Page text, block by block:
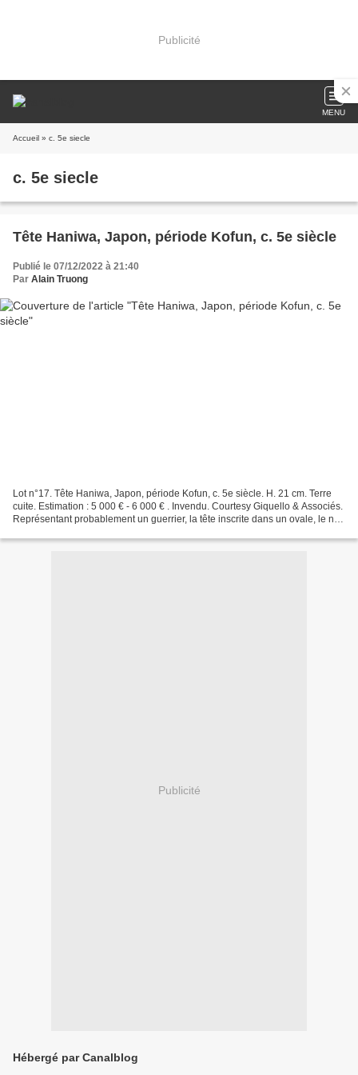
Publicité
MENU
Accueil » c. 5e siecle
c. 5e siecle
Tête Haniwa, Japon, période Kofun, c. 5e siècle
Publié le 07/12/2022 à 21:40
Par Alain Truong
Lot n°17. Tête Haniwa, Japon, période Kofun, c. 5e siècle. H. 21 cm. Terre
cuite. Estimation : 5 000 € - 6 000 € . Invendu. Courtesy Giquello & Associés.
Représentant probablement un guerrier, la tête inscrite dans un ovale, le nez
Publicité
Hébergé par Canalblog